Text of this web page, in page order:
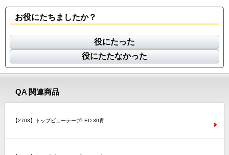
お役にたちましたか？
役にたった
役にたたなかった
QA 関連商品
【2703】トップビューテープLED 30青